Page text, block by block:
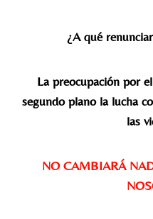
¿A qué
La preocupación por
segundo plano la lucha
las
NO CAMBIARÁ